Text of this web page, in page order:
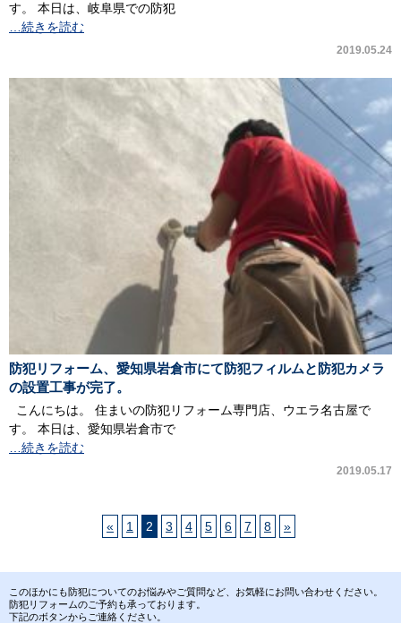
す。 本日は、岐阜県での防犯
…続きを読む
2019.05.24
防犯リフォーム、愛知県岩倉市にて防犯フィルムと防犯カメラ
の設置工事が完了。
こんにちは。 住まいの防犯リフォーム専門店、ウエラ名古屋で
す。 本日は、愛知県岩倉市で
…続きを読む
2019.05.17
« 1 2 3 4 5 6 7 8 »
このほかにも防犯についてのお悩みやご質問など、お気軽にお問い合わせください。
防犯リフォームのご予約も承っております。
下記のボタンからご連絡ください。